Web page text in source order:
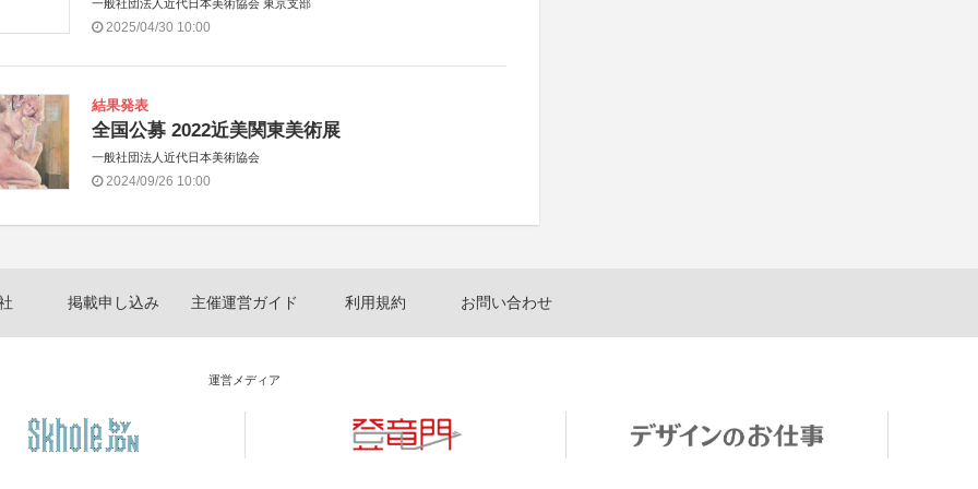
一般社団法人近代日本美術協会 東京支部
2025/04/30 10:00
結果発表
全国公募 2022近美関東美術展
一般社団法人近代日本美術協会
2024/09/26 10:00
掲載申し込み 主催運営ガイド 利用規約 お問い合わせ
運営メディア